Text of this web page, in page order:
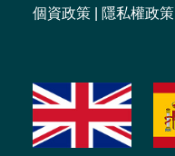
個資政策 隱私權政策